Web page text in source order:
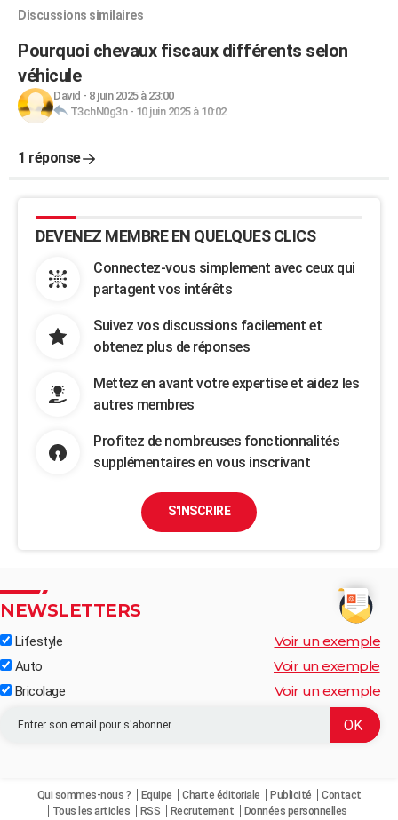
Discussions similaires
Pourquoi chevaux fiscaux différents selon
véhicule
David - 8 juin 2025 à 23:00
T3chN0g3n- 10 juin 2025 à 10:02
1 réponse
DEVENEZ MEMBRE EN QUELQUES CLICS
Connectez-vous simplement avec ceux qui
partagent vos intérêts
Suivez vos discussions facilement et
obtenez plus de réponses
Mettez en avant votre expertise et aidez les
autres membres
Profitez de nombreuses fonctionnalités
supplémentaires en vous inscrivant
S'INSCRIRE
NEWSLETTERS
Lifestyle Voir un exemple
Auto Voir un exemple
Bricolage Voir un exemple
Qui sommes-nous ? Equipe Charte éditoriale Publicité
Contact
Tous les articles
RSS Recrutement Données personnelles